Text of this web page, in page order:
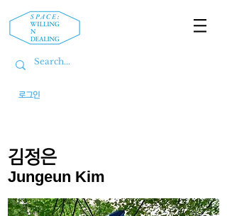
로그인
김정은
Jungeun Kim